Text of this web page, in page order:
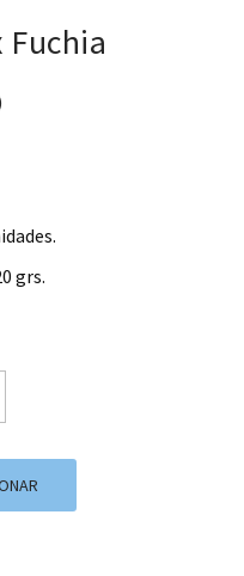
Fuchia
13,79 € through
grs.
Lux Fuchia